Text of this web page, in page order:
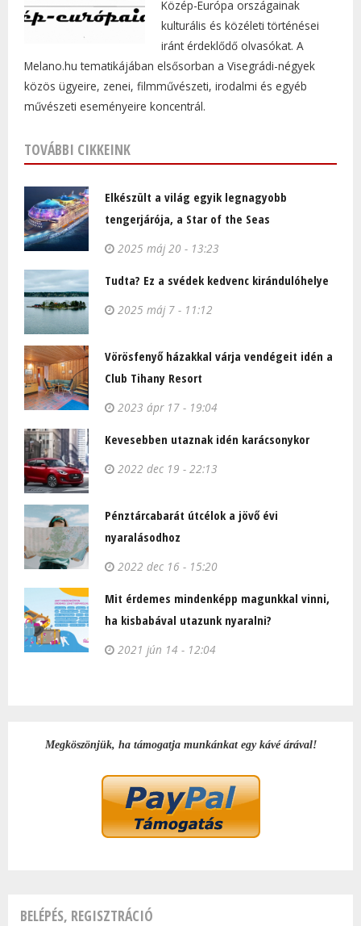
Közép-Európa országainak
kulturális és közéleti történései
iránt érdeklődő olvasókat. A
Melano.hu tematikájában elsősorban a Visegrádi-négyek
közös ügyeire, zenei, filmművészeti, irodalmi és egyéb
művészeti eseményeire koncentrál.
TOVÁBBI CIKKEINK
Elkészült a világ egyik legnagyobb
tengerjárója, a Star of the Seas
2025 máj 20 - 13:23
Tudta? Ez a svédek kedvenc kirándulóhelye
2025 máj 7 - 11:12
Vörösfenyő házakkal várja vendégeit idén a
Club Tihany Resort
2023 ápr 17 - 19:04
Kevesebben utaznak idén karácsonykor
2022 dec 19 - 22:13
Pénztárcabarát útcélok a jövő évi
nyaralásodhoz
2022 dec 16 - 15:20
Mit érdemes mindenképp magunkkal vinni,
ha kisbabával utazunk nyaralni?
2021 jún 14 - 12:04
Megköszönjük, ha támogatja munkánkat egy kávé árával!
BELÉPÉS, REGISZTRÁCIÓ